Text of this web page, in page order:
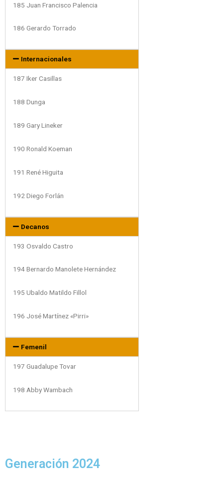
185 Juan Francisco Palencia
186 Gerardo Torrado
Internacionales
187 Iker Casillas
188 Dunga
189 Gary Lineker
190 Ronald Koeman
191 René Higuita
192 Diego Forlán
Decanos
193 Osvaldo Castro
194 Bernardo Manolete Hernández
195 Ubaldo Matildo Fillol
196 José Martínez «Pirri»
Femenil
197 Guadalupe Tovar
198 Abby Wambach
Generación 2024